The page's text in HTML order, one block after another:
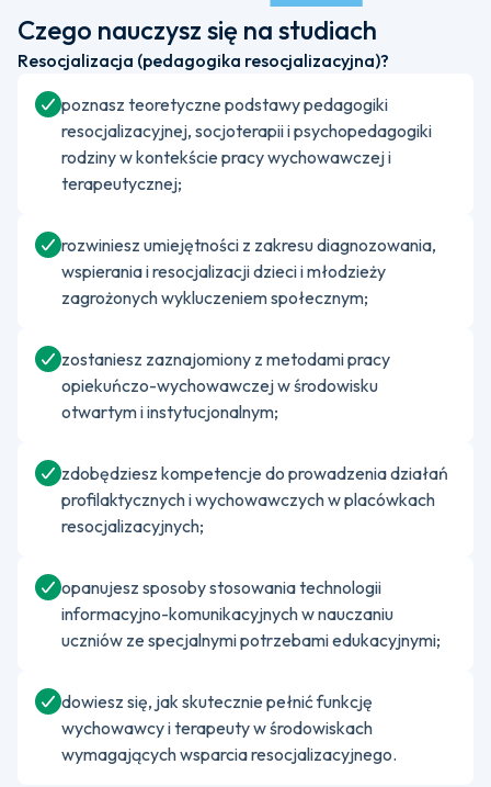
Czego nauczysz się na studiach
Resocjalizacja (pedagogika resocjalizacyjna)?
poznasz teoretyczne podstawy pedagogiki
resocjalizacyjnej, socjoterapii i psychopedagogiki
rodziny w kontekście pracy wychowawczej i
terapeutycznej;
rozwiniesz umiejętności z zakresu diagnozowania,
wspierania i resocjalizacji dzieci i młodzieży
zagrożonych wykluczeniem społecznym;
zostaniesz zaznajomiony z metodami pracy
opiekuńczo-wychowawczej w środowisku
otwartym i instytucjonalnym;
zdobędziesz kompetencje do prowadzenia działań
profilaktycznych i wychowawczych w placówkach
resocjalizacyjnych;
opanujesz sposoby stosowania technologii
informacyjno-komunikacyjnych w nauczaniu
uczniów ze specjalnymi potrzebami edukacyjnymi;
dowiesz się, jak skutecznie pełnić funkcję
wychowawcy i terapeuty w środowiskach
wymagających wsparcia resocjalizacyjnego.